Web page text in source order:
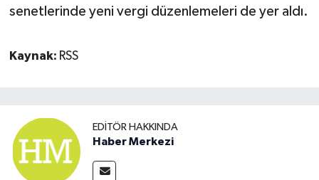
senetlerinde yeni vergi düzenlemeleri de yer aldı.
Kaynak: RSS
EDITÖR HAKKINDA
Haber Merkezi